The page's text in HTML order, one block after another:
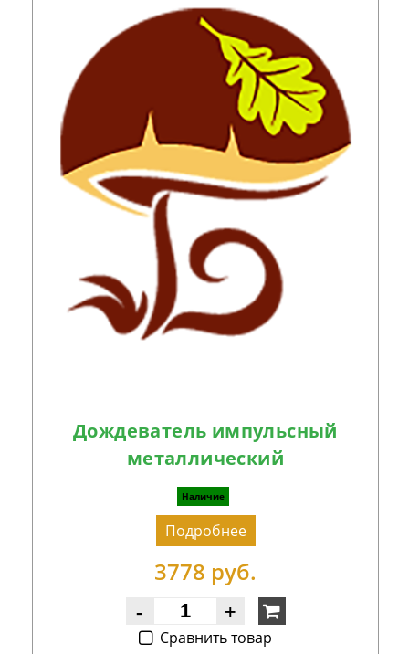
Дождеватель импульсный
металлический
Наличие
Подробнее
3778 руб.
- +
Cравнить товар